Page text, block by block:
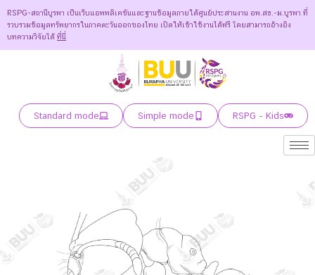
RSPG-สถานีบูรพา เป็นเว็บแอพพลิเคชันและฐานข้อมูลภายใต้ศูนย์ประสานงาน อพ.สธ.-ม.บูรพา ที่
รวบรวมข้อมูลทรัพยากรในภาคตะวันออกของไทย เปิดให้เข้าใช้งานได้ฟรี โดยสามารถอ้างอิง
บทความวิจัยได้ ที่นี่
Standard mode Simple mode RSPG - Kids